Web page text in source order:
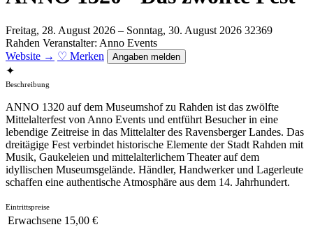
Freitag, 28. August 2026 – Sonntag, 30. August 2026 32369
Rahden Veranstalter: Anno Events
Website → ♡ Merken Angaben melden
✦
Beschreibung
ANNO 1320 auf dem Museumshof zu Rahden ist das zwölfte
Mittelalterfest von Anno Events und entführt Besucher in eine
lebendige Zeitreise in das Mittelalter des Ravensberger Landes. Das
dreitägige Fest verbindet historische Elemente der Stadt Rahden mit
Musik, Gaukeleien und mittelalterlichem Theater auf dem
idyllischen Museumsgelände. Händler, Handwerker und Lagerleute
schaffen eine authentische Atmosphäre aus dem 14. Jahrhundert.
Eintrittspreise
Erwachsene 15,00 €